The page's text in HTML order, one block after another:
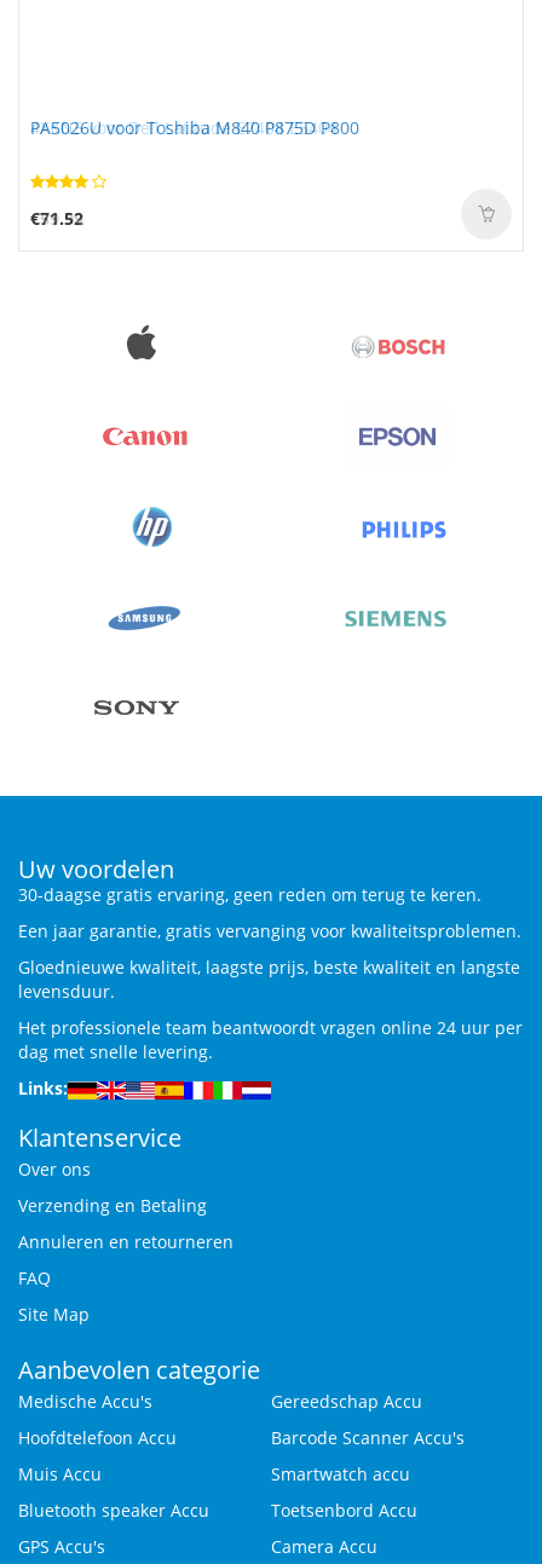
PA5026U voor Toshiba M840 P875D P800
€71.52
Uw voordelen
30-daagse gratis ervaring, geen reden om terug te keren.
Een jaar garantie, gratis vervanging voor kwaliteitsproblemen.
Gloednieuwe kwaliteit, laagste prijs, beste kwaliteit en langste
levensduur.
Het professionele team beantwoordt vragen online 24 uur per
dag met snelle levering.
Links:
Klantenservice
Over ons
Verzending en Betaling
Annuleren en retourneren
FAQ
Site Map
Aanbevolen categorie
Medische Accu's
Gereedschap Accu
Hoofdtelefoon Accu
Barcode Scanner Accu's
Muis Accu
Smartwatch accu
Bluetooth speaker Accu
Toetsenbord Accu
GPS Accu's
Camera Accu